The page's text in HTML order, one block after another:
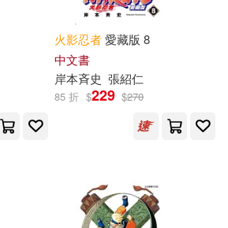
漫畫/圖文書(145)
火影忍者愛藏版 8
中文書
岸本斉史 張紹仁
85 折 $229 $270